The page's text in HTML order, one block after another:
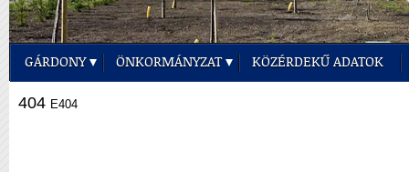
GÁRDONY ÖNKORMÁNYZAT KÖZÉRDEKŰ ADATOK
404 E404